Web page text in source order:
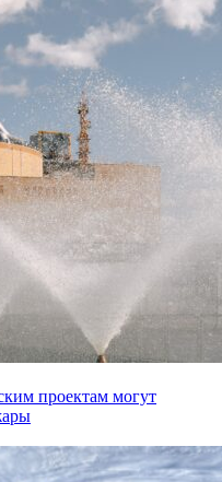
проектам могут